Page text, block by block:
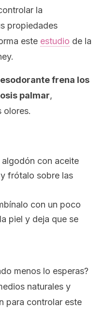
la
propiedades
este estudio de la
frena los
palmar,
olores.
con aceite
frótalo sobre las
con un poco
piel y deja que se
menos lo esperas?
naturales y
para controlar este